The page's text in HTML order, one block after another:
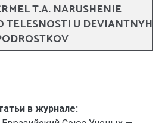
T.A. NARUSHENIE
TELESNOSTI U DEVIANTNYH
в журнале: